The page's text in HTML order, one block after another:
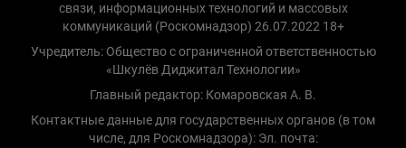
связи, информационных технологий и массовых
коммуникаций (Роскомнадзор) 26.07.2022 18+
Учредитель: Общество с ограниченной ответственностью
«Шкулёв Диджитал Технологии»
Главный редактор: Комаровская А. В.
Контактные данные для государственных органов (в том
числе, для Роскомнадзора): Эл. почта: